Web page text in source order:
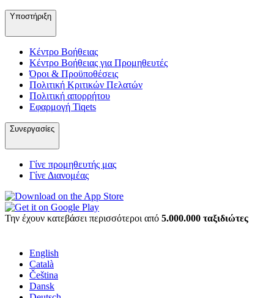
Υποστήριξη
Κέντρο Βοήθειας
Κέντρο Βοήθειας για Προμηθευτές
Όροι & Προϋποθέσεις
Πολιτική Κριτικών Πελατών
Πολιτική απορρήτου
Εφαρμογή Tiqets
Συνεργασίες
Γίνε προμηθευτής μας
Γίνε Διανομέας
Την έχουν κατεβάσει περισσότεροι από 5.000.000 ταξιδιώτες
English
Català
Čeština
Dansk